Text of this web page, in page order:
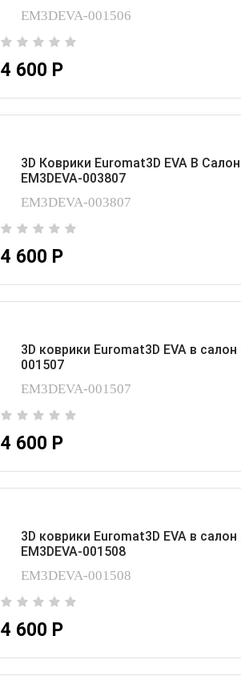
EM3DEVA-001506
4 600 Р
3D Коврики Euromat3D EVA В
EM3DEVA-003807
EM3DEVA-003807
4 600 Р
3D коврики Euromat3D EVA в
001507
EM3DEVA-001507
4 600 Р
3D коврики Euromat3D EVA в
EM3DEVA-001508
EM3DEVA-001508
4 600 Р